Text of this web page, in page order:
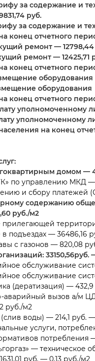
за содержание и
руб.
за содержание и
конец отчетного
ремонт — 12798,44
ремонт — 12425,71
конец отчетного
оборудования
оборудования
конец отчетного
уполномоченному
уполномоченному
на конец
домом —
по управлению МКД —
и сбору платежей
содержанию
руб./м2
прилегающей
в подъездах — 36486,16
с газонов — 820,08
33150,56руб.
обслуживание
обслуживание
(дератизация) —
аварийный вызов а/м
руб./м2
воды) — 214,1 руб.
услуги,
потребления
— техническое
руб. — 0,13 руб./м2